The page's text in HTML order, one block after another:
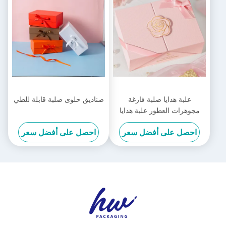
علبة هدايا صلبة فارغة
مجوهرات العطور علبة هدايا
فاخرة شعار مخصص
احصل على أفضل سعر
صناديق حلوى صلبة قابلة للطي
احصل على أفضل سعر